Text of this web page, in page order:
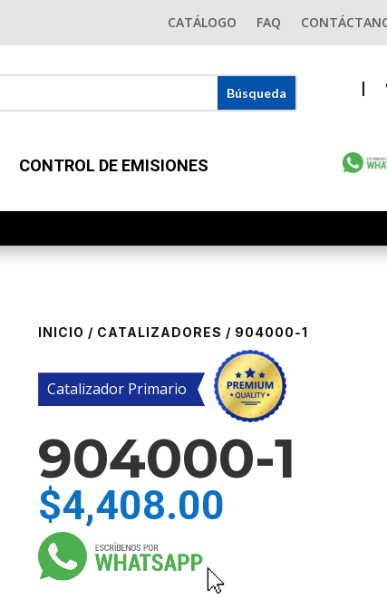
CATÁLOGO FAQ
|
CONTROL DE EMISIONES
INICIO / CATALIZADORES / 904000-1
Catalizador Primario
904000-1
$4,408.00